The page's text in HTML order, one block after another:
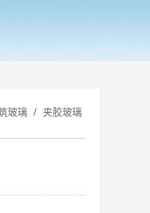
玻璃 / 夹胶玻璃